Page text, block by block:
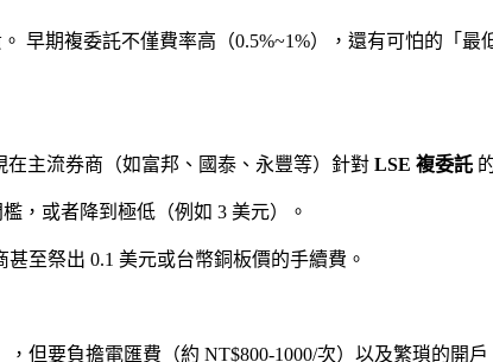
早期複委託不僅費率高（0.5%~1%），還有可怕的「
主流券商（如富邦、國泰、永豐等）針對 LSE 複委託
，或者降到極低（例如 3 美元）。
至祭出 0.1 美元或台幣銅板價的手續費。
但要負擔電匯費（約 NT$800-1000/次）以及繁瑣的開戶